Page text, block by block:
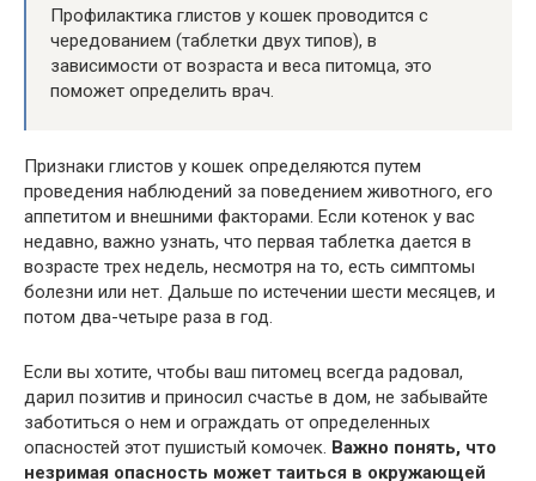
Профилактика глистов у кошек проводится с
чередованием (таблетки двух типов), в
зависимости от возраста и веса питомца, это
поможет определить врач.
Признаки глистов у кошек определяются путем
проведения наблюдений за поведением животного, его
аппетитом и внешними факторами. Если котенок у вас
недавно, важно узнать, что первая таблетка дается в
возрасте трех недель, несмотря на то, есть симптомы
болезни или нет. Дальше по истечении шести месяцев, и
потом два-четыре раза в год.
Если вы хотите, чтобы ваш питомец всегда радовал,
дарил позитив и приносил счастье в дом, не забывайте
заботиться о нем и ограждать от определенных
опасностей этот пушистый комочек. Важно понять, что
незримая опасность может таиться в окружающей